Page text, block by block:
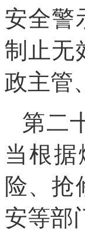
安全警
制止无
政主管
第二
当根
险、抢
安等部